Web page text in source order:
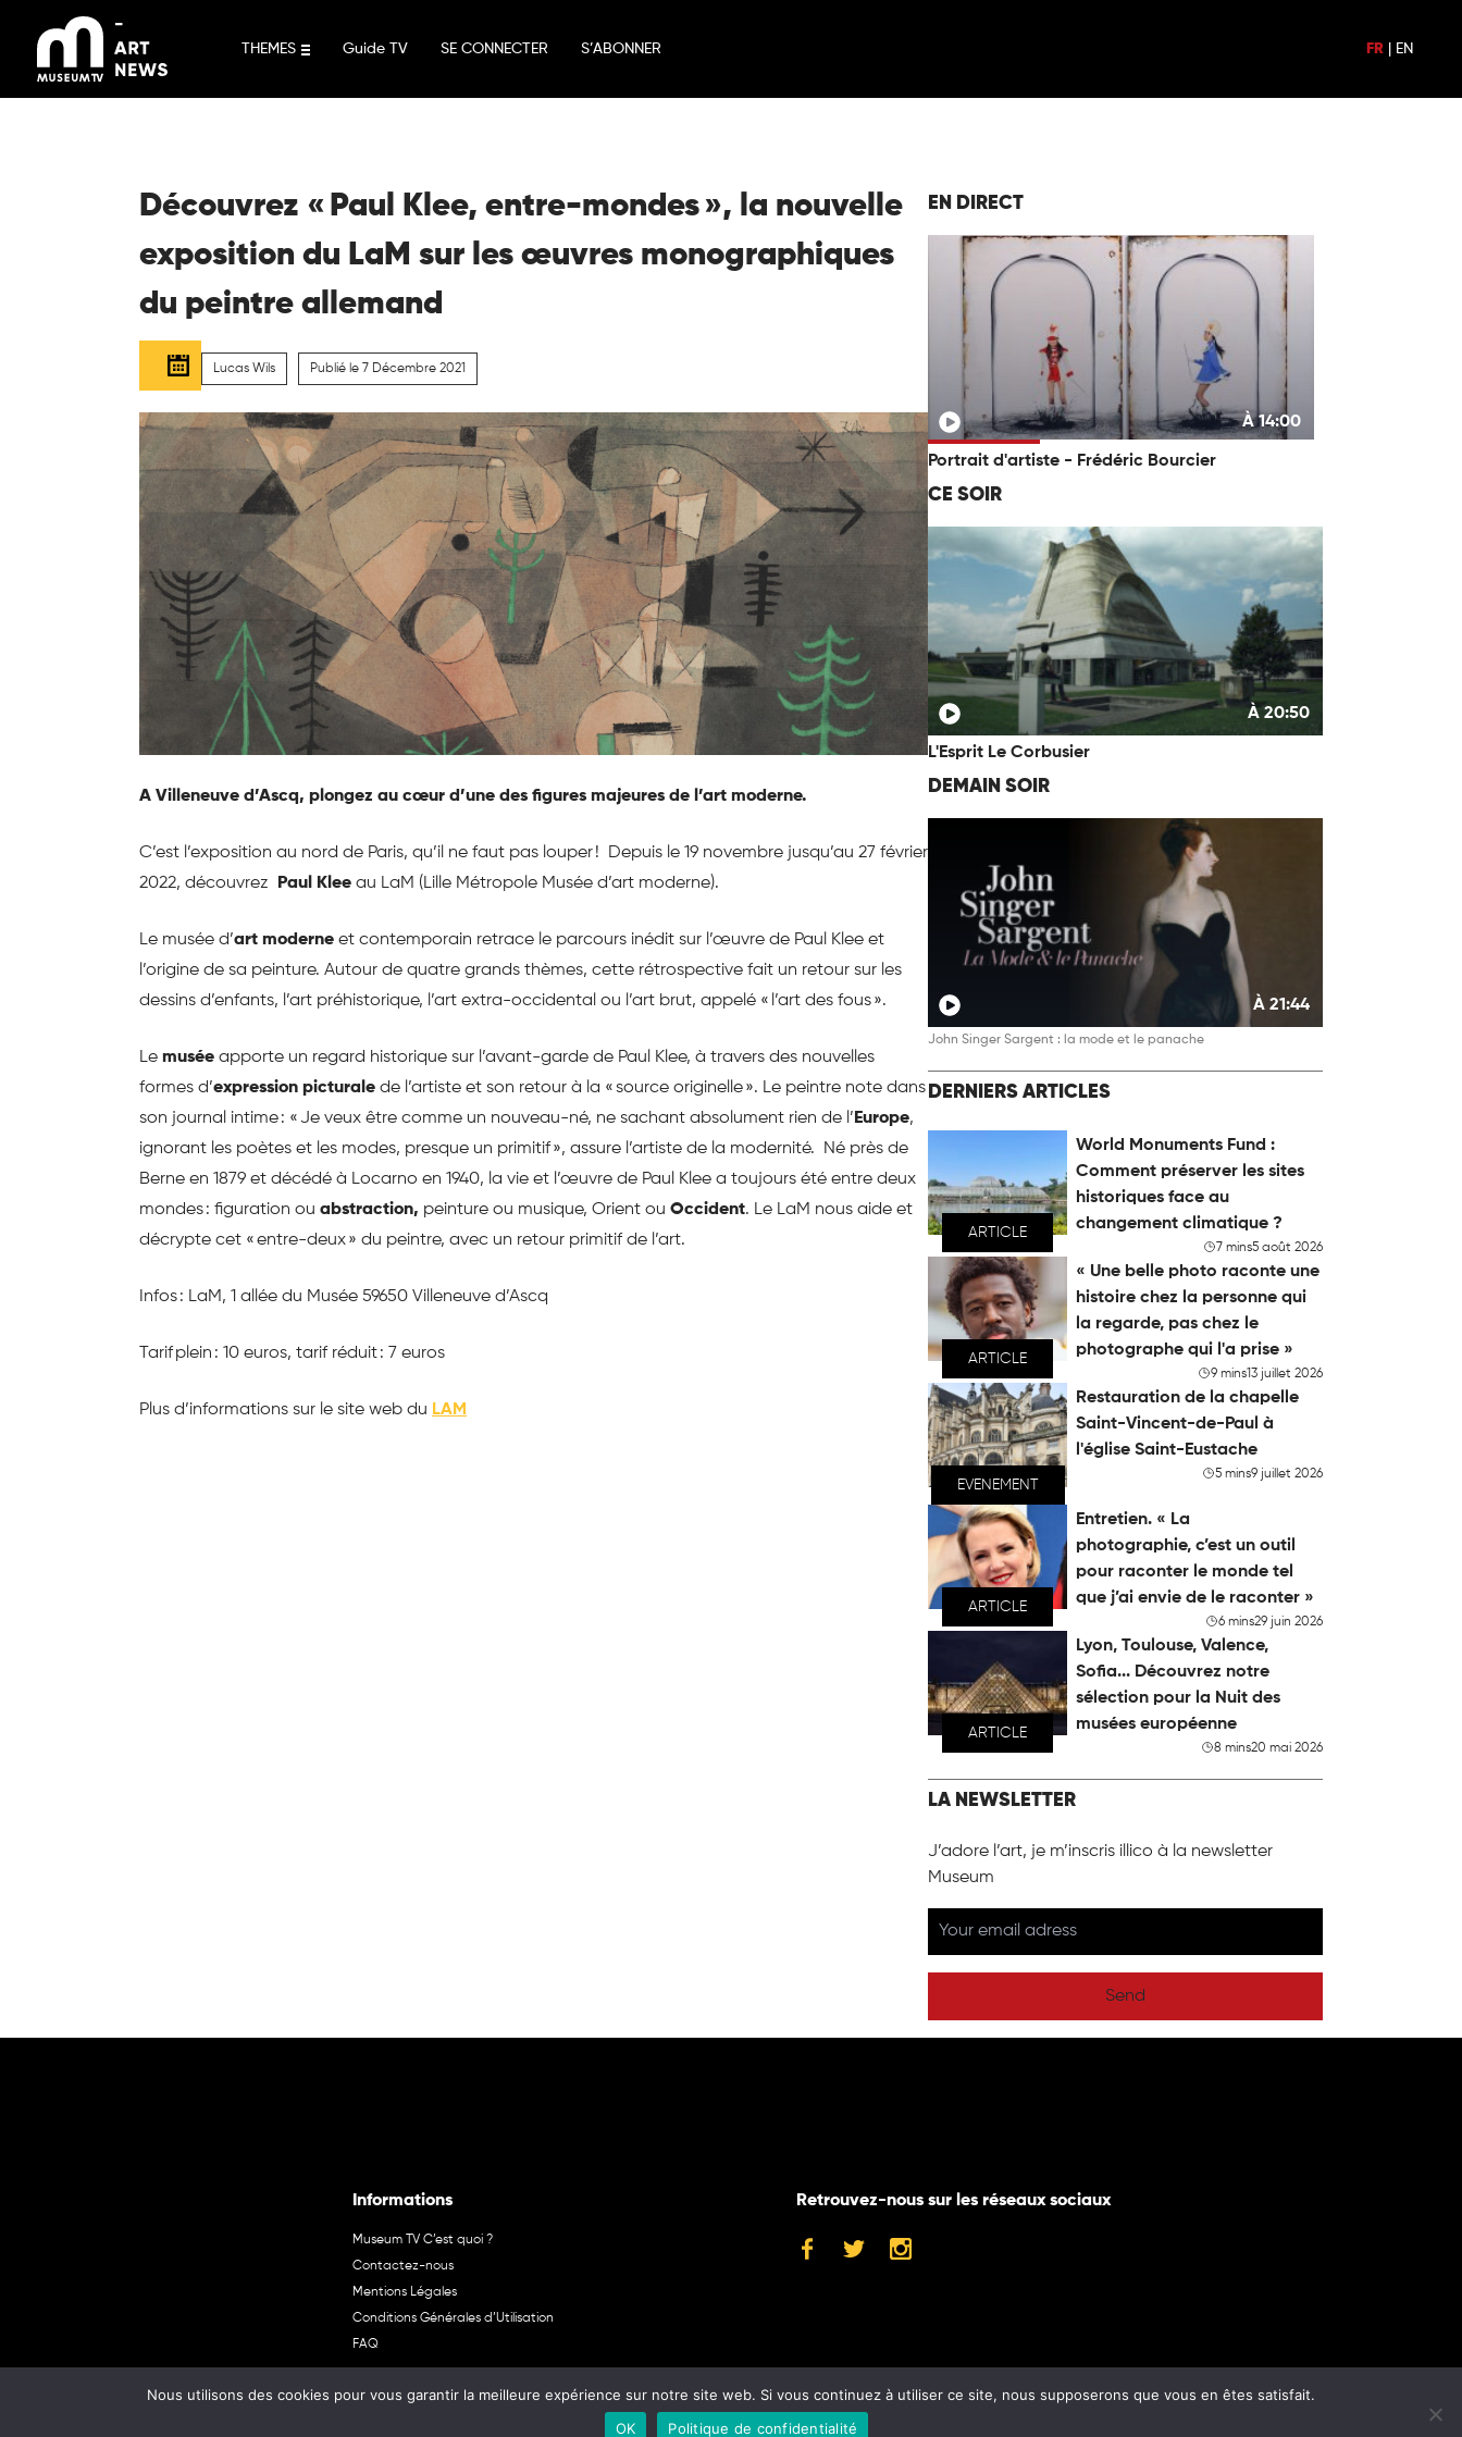
contenu
THEMES Guide TV SE CONNECTER S’ABONNER FR EN
Découvrez « Paul Klee, entre-mondes », la nouvelle
exposition du LaM sur les œuvres monographiques
du peintre allemand
Lucas Wils Publié le 7 Décembre 2021
A Villeneuve d’Ascq, plongez au cœur d’une des figures majeures de l’art moderne.
C’est l’exposition au nord de Paris, qu’il ne faut pas louper ! Depuis le 19 novembre jusqu’au 27 février
2022, découvrez Paul Klee au LaM (Lille Métropole Musée d’art moderne).
Le musée d’art moderne et contemporain retrace le parcours inédit sur l’œuvre de Paul Klee et
l’origine de sa peinture. Autour de quatre grands thèmes, cette rétrospective fait un retour sur les
dessins d’enfants, l’art préhistorique, l’art extra-occidental ou l’art brut, appelé « l’art des fous ».
Le musée apporte un regard historique sur l’avant-garde de Paul Klee, à travers des nouvelles
formes d’expression picturale de l’artiste et son retour à la « source originelle ». Le peintre note dans
son journal intime : « Je veux être comme un nouveau-né, ne sachant absolument rien de l’Europe,
ignorant les poètes et les modes, presque un primitif », assure l’artiste de la modernité. Né près de
Berne en 1879 et décédé à Locarno en 1940, la vie et l’œuvre de Paul Klee a toujours été entre deux
mondes : figuration ou abstraction, peinture ou musique, Orient ou Occident. Le LaM nous aide et
décrypte cet « entre-deux » du peintre, avec un retour primitif de l’art.
Infos : LaM, 1 allée du Musée 59650 Villeneuve d’Ascq
Tarif plein : 10 euros, tarif réduit : 7 euros
Plus d’informations sur le site web du LAM
EN DIRECT
À 14:00
Portrait d'artiste - Frédéric Bourcier
CE SOIR
À 20:50
L'Esprit Le Corbusier
DEMAIN SOIR
À 21:44
John Singer Sargent : la mode et le panache
DERNIERS ARTICLES
ARTICLE
World Monuments Fund :
Comment préserver les sites
historiques face au
changement climatique ?
7 mins5 août 2026
ARTICLE
« Une belle photo raconte une
histoire chez la personne qui
la regarde, pas chez le
photographe qui l'a prise »
9 mins13 juillet 2026
EVENEMENT
Restauration de la chapelle
Saint-Vincent-de-Paul à
l'église Saint-Eustache
5 mins9 juillet 2026
ARTICLE
Entretien. « La
photographie, c’est un outil
pour raconter le monde tel
que j’ai envie de le raconter »
6 mins29 juin 2026
ARTICLE
Lyon, Toulouse, Valence,
Sofia... Découvrez notre
sélection pour la Nuit des
musées européenne
8 mins20 mai 2026
LA NEWSLETTER
J’adore l’art, je m’inscris illico à la newsletter
Museum
Send
Informations
Museum TV C’est quoi ?
Contactez-nous
Mentions Légales
Conditions Générales d’Utilisation
FAQ
Retrouvez-nous sur les réseaux sociaux
Nous utilisons des cookies pour vous garantir la meilleure expérience sur notre site web. Si vous continuez à utiliser ce site, nous supposerons que vous en êtes satisfait.
OK
Politique de confidentialité